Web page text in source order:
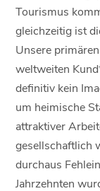
Tourismus
gleichzeitig ist
Unsere
weltweiten
definitiv kein
um heimische
attraktiver
gesellschaftlich
durchaus
Jahrzehnten